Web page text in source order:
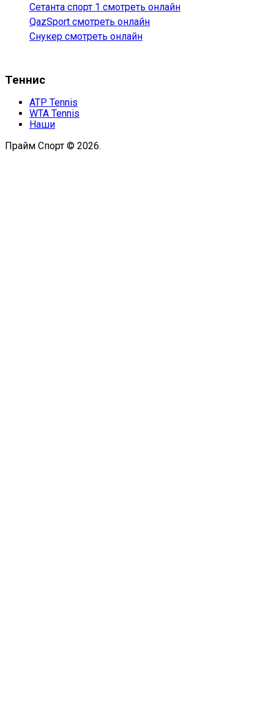
Сетанта спорт 1 смотреть онлайн
QazSport смотреть онлайн
Снукер смотреть онлайн
Теннис
ATP Tennis
WTA Tennis
Наши
Прайм Спорт © 2026.